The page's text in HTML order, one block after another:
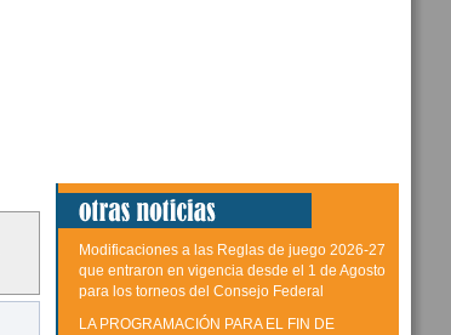
Modificaciones a las Reglas de juego 2026-27
que entraron en vigencia desde el 1 de Agosto
para los torneos del Consejo Federal
LA PROGRAMACIÓN PARA EL FIN DE